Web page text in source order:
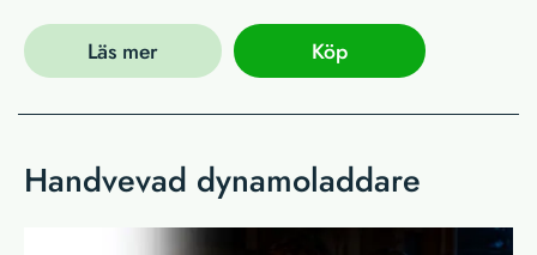
Läs mer Köp
Handvevad dynamoladdare